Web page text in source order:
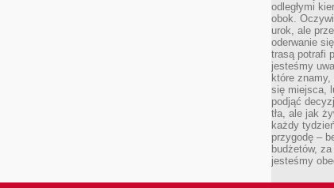
odległymi
obok.
urok, ale
oderwanie
trasą potrafi
jesteśmy
które
się miejsca,
podjąć
tła, ale jak
każdy
przygodę –
budżetów,
jesteśmy